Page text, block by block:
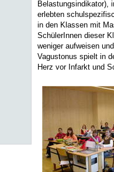
Belastungsindikator),
erlebten
in den Klassen mit
SchülerInnen dieser
weniger aufweisen
Vagustonus spielt in
Herz vor Infarkt und